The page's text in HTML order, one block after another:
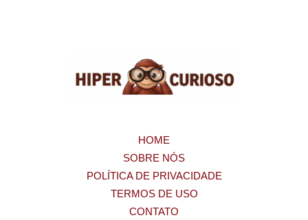
HOME
SOBRE NÓS
POLÍTICA DE PRIVACIDADE
TERMOS DE USO
CONTATO